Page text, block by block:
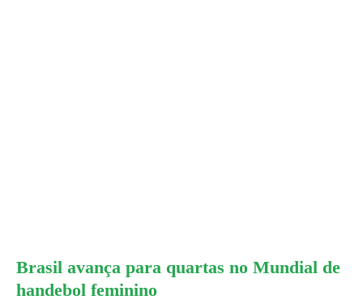
Brasil avança para quartas no Mundial de
handebol feminino